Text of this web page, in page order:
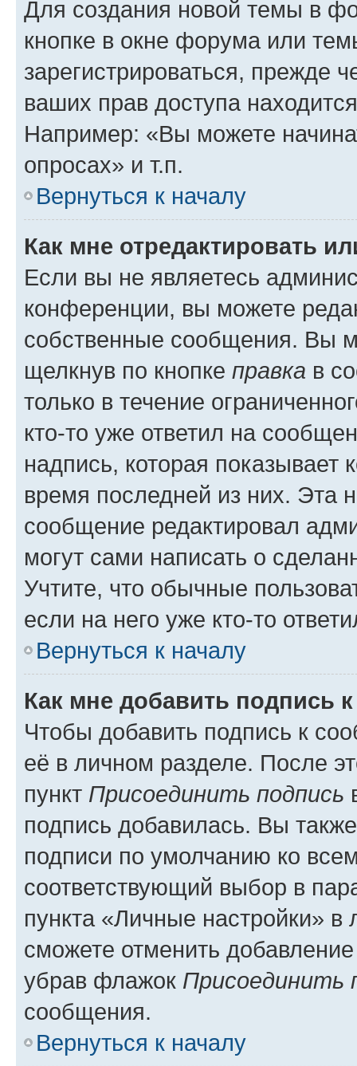
Для создания новой темы в
кнопке в окне форума или
зарегистрироваться, прежде
ваших прав доступа
Например: «Вы можете
опросах» и т.п.
Вернуться к началу
Как мне отредактировать
Если вы не являетесь
конференции, вы можете
собственные сообщения. Вы
щелкнув по кнопке правка в
только в течение
кто-то уже ответил на
надпись, которая показывает
время последней из них. Эта
сообщение редактировал
могут сами написать о
Учтите, что обычные
если на него уже кто-то
Вернуться к началу
Как мне добавить подпись
Чтобы добавить подпись к
её в личном разделе. После
пункт Присоединить подпись
подпись добавилась. Вы
подписи по умолчанию ко
соответствующий выбор в
пункта «Личные настройки»
сможете отменить
убрав флажок Присоединить
сообщения.
Вернуться к началу